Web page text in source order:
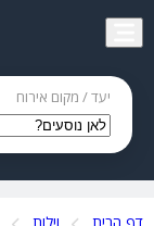
יעד / מקום אירוח